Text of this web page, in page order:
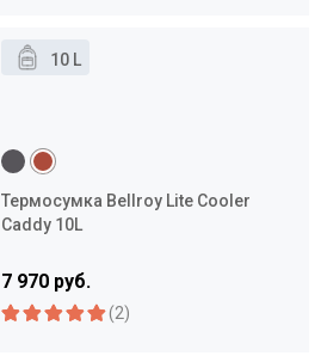
10 L
Термосумка Bellroy Lite Cooler
Caddy 10L
7 970 руб.
(2)